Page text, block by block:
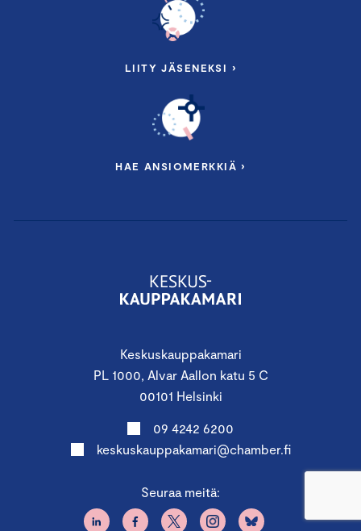
Keskuskauppakamari
PL 1000, Alvar Aallon katu 5 C
00101 Helsinki
09 4242 6200
keskuskauppakamari@chamber.fi
Seuraa meitä:
LIITY JÄSENEKSI ›
HAE ANSIOMERKKIÄ ›